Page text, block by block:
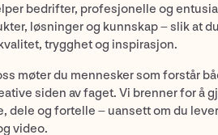
bedrifter, profesjonelle og
løsninger og kunnskap – slik at
trygghet og inspirasjon.
møter du mennesker som forstår
siden av faget. Vi brenner for å
dele og fortelle – uansett om du
video.